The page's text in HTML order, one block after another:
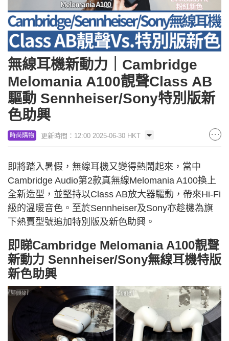
無線耳機新動力｜Cambridge
Melomania A100靚聲Class AB
驅動 Sennheiser/Sony特別版新
色助興
時尚購物 更新時間：12:00 2025-06-30 HKT
即將踏入暑假，無線耳機又變得熱鬧起來，當中
Cambridge Audio第2款真無線Melomania A100換上
全新造型，並堅持以Class AB放大器驅動，帶來Hi-Fi
級的溫暖音色。至於Sennheiser及Sony亦趁機為旗
下熱賣型號追加特別版及新色助興。
即睇Cambridge Melomania A100靚聲
新動力 Sennheiser/Sony無線耳機特版
新色助興